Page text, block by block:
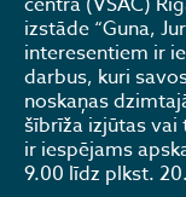
izstāde “Guna,
interesentiem ir
darbus, kuri
noskaņas
šībrīža izjūtas vai
ir iespējams
9.00 līdz plkst.